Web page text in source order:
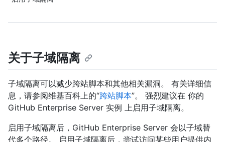
关于子域隔离
子域隔离可以减少跨站脚本和其他相关漏洞。 有关详细信
息，请参阅维基百科上的“跨站脚本”。 强烈建议在 你的
GitHub Enterprise Server 实例 上启用子域隔离。
启用子域隔离后，GitHub Enterprise Server 会以子域替
代多个路径。 启用子域隔离后，尝试访问某些用户提供内